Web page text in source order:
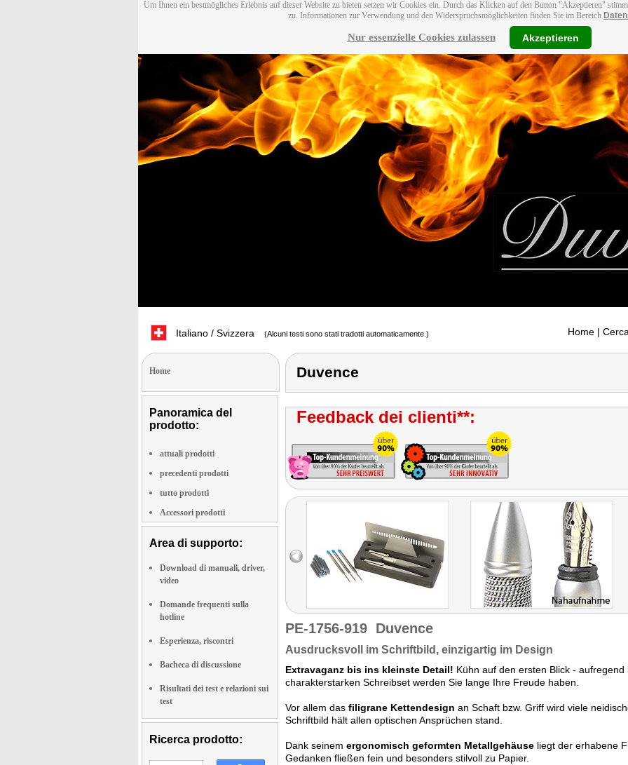
Um Ihnen ein bestmögliches Erlebnis auf dieser Website zu bieten setzen wir Cookies ein. Durch das Klicken auf den Button "Akzeptieren"
zu. Informationen zur Verwendung und den Widerspruchsmöglichkeiten finden Sie im Bereich
Nur essenzielle Cookies zulassen Akzeptieren
Italiano / Svizzera (Alcuni testi sono stati tradotti automaticamente.) Home |
Home
Panoramica del
prodotto:
attuali prodotti
precedenti prodotti
tutto prodotti
Accessori prodotti
Area di supporto:
Download di manuali, driver,
video
Domande frequenti sulla
hotline
Esperienza, riscontri
Bacheca di discussione
Risultati dei test e relazioni sui
test
Ricerca prodotto:
Duvence
Feedback dei clienti**:
PE-1756-919 Duvence
Ausdrucksvoll im Schriftbild, einzigartig im Design
Extravaganz bis ins kleinste Detail! Kühn auf den ersten Blick -
charakterstarken Schreibset werden Sie lange Ihre Freude haben.
Vor allem das filigrane Kettendesign an Schaft bzw. Griff wird viele
Schriftbild hält allen optischen Ansprüchen stand.
Dank seinem ergonomisch geformten Metallgehäuse liegt der erhabene
Gedanken fließen fein und besonders stilvoll zu Papier.